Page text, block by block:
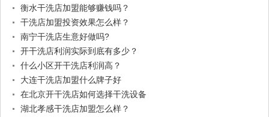
衡水干洗店加盟能够赚钱吗？
干洗店加盟投资效果怎么样？
南宁干洗店生意好做吗?
开干洗店利润实际到底有多少？
什么小区开干洗店利润高？
大连干洗店加盟什么牌子好
在北京开干洗店如何选择干洗设备
湖北孝感干洗店加盟怎么样？